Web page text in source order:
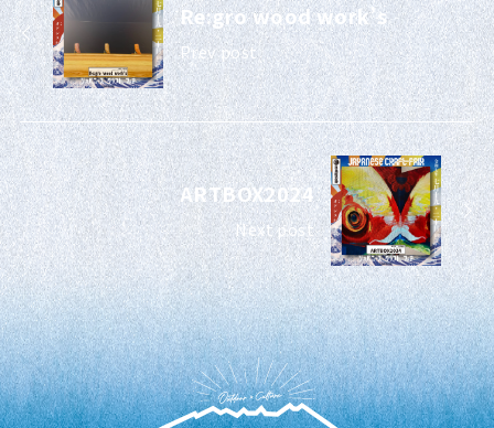
Re:gro wood work’s
Prev post
ARTBOX2024
Next post